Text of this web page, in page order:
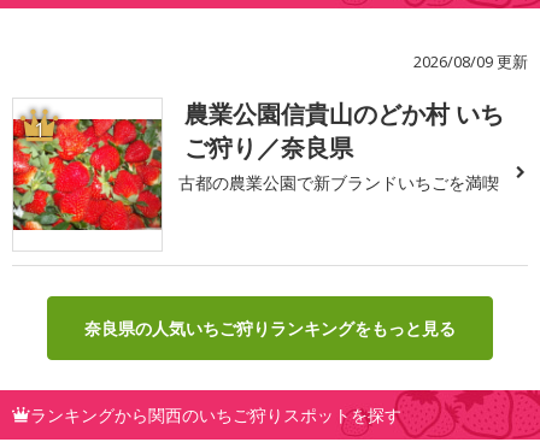
2026/08/09 更新
1
農業公園信貴山のどか村 いち
ご狩り／奈良県
古都の農業公園で新ブランドいちごを満喫
奈良県の人気いちご狩りランキングをもっと見る
ランキングから関西のいちご狩りスポットを探す